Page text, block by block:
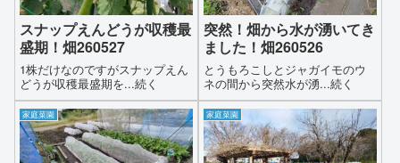
スナップえんどうが収穫最
盛期！畑260527
1株だけなのですがスナップえん
どうが収穫最盛期を...続く
突然！畑から水が湧いてき
ました！畑260526
とうもろこしとジャガイモのウ
ネの間から突然水が湧...続く
家庭菜園 家庭菜園